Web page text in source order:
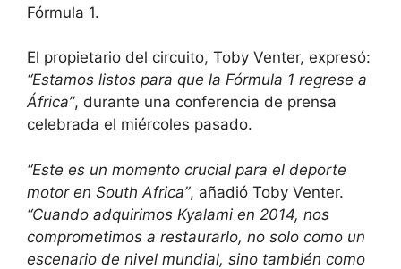
Fórmula 1.
El propietario del circuito, Toby Venter, expresó:
“Estamos listos para que la Fórmula 1 regrese a
África”, durante una conferencia de prensa
celebrada el miércoles pasado.
“Este es un momento crucial para el deporte
motor en South Africa”, añadió Toby Venter.
“Cuando adquirimos Kyalami en 2014, nos
comprometimos a restaurarlo, no solo como un
escenario de nivel mundial, sino también como